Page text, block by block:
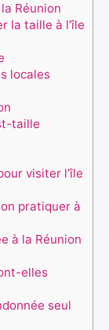
Réunion
la taille à l’île
locales
taille
visiter l’île
pratiquer à
à la Réunion
elles
seul